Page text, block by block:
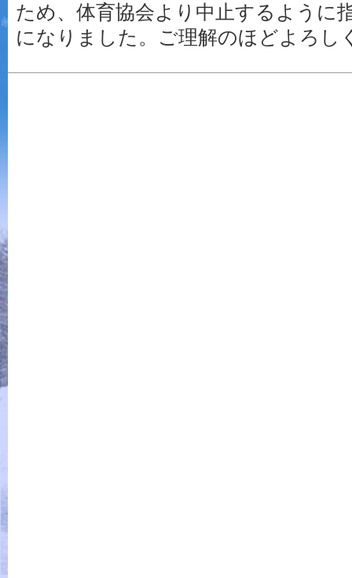
ため、体育協会より中止するように
になりました。ご理解のほどよろし